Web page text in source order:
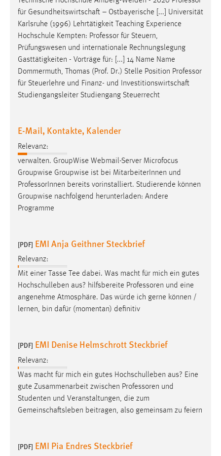
für Gesundheitswirtschaft – Ostbayerische [...] Universität
Karlsruhe (1996) Lehrtätigkeit Teaching Experience
Hochschule Kempten: Professor für Steuern,
Prüfungswesen und internationale Rechnungslegung
Gasttätigkeiten - Vorträge für: [...] 14 Name Name
Dommermuth, Thomas (Prof. Dr.) Stelle Position Professor
für Steuerlehre und Finanz- und Investitionswirtschaft
Studiengangsleiter Studiengang Steuerrecht
E-Mail, Kontakte, Kalender
Relevanz:
verwalten. GroupWise Webmail-Server Microfocus
Groupwise Groupwise ist bei MitarbeiterInnen und
Professor Innen bereits vorinstalliert. Studierende können
Groupwise nachfolgend herunterladen: Andere
Programme
[PDF] EMI Anja Geithner Steckbrief
Relevanz:
Mit einer Tasse Tee dabei. Was macht für mich ein gutes
Hochschulleben aus? hilfsbereite Professoren und eine
angenehme Atmosphäre. Das würde ich gerne können /
lernen, bin dafür (momentan) definitiv
[PDF] EMI Denise Helmschrott Steckbrief
Relevanz:
Was macht für mich ein gutes Hochschulleben aus? Eine
gute Zusammenarbeit zwischen Professoren und
Studenten und Veranstaltungen, die zum
Gemeinschaftsleben beitragen, also gemeinsam zu feiern
[PDF] EMI Pia Endres Steckbrief
Conversion-Tracking
Cookie Laufzeit:
3 Monate
Facebook Pixel
Name:
_fbp
Facebook
Zweck:
Conversion-Tracking
Cookie Laufzeit:
3 Monate
Um Inhalte von Videoplattformen und Social Media
externen Medien Cookies gesetzt.
YouTube